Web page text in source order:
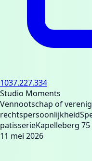
1037.227.334
Studio Moments
Vennootschap of
rechtspersoonlijkheid
patisserieKapelleberg 75
11 mei 2026